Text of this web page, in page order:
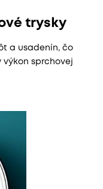
trysky
a usadenín, čo
sprchovej